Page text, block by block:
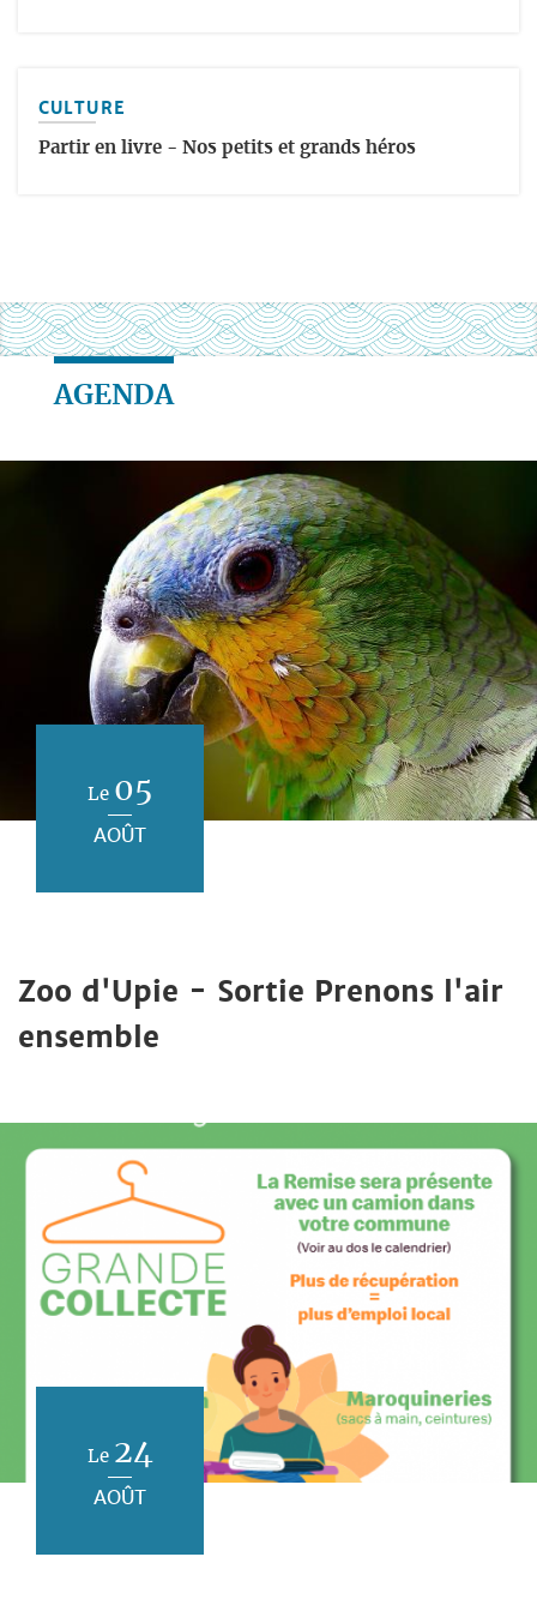
CULTURE
Partir en livre - Nos petits et grands héros
AGENDA
Le 05
AOÛT
Zoo d'Upie - Sortie Prenons l'air
ensemble
Le 24
AOÛT